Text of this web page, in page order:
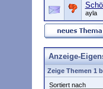
ayla
Anzeige-
Zeige Themen 1
Sortiert nach